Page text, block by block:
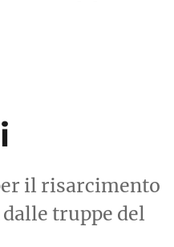
il risarcimento
truppe del